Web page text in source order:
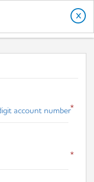
X
*
account number
*